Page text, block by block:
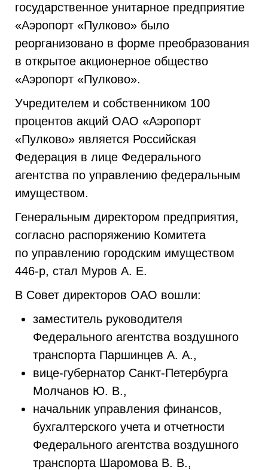
государственное унитарное предприятие
«Аэропорт «Пулково» было
реорганизовано в форме преобразования
в открытое акционерное общество
«Аэропорт «Пулково».
Учредителем и собственником 100
процентов акций ОАО «Аэропорт
«Пулково» является Российская
Федерация в лице Федерального
агентства по управлению федеральным
имуществом.
Генеральным директором предприятия,
согласно распоряжению Комитета
по управлению городским имуществом
446-р, стал Муров А. Е.
В Совет директоров ОАО вошли:
заместитель руководителя
Федерального агентства воздушного
транспорта Паршинцев А. А.,
вице-губернатор Санкт-Петербурга
Молчанов Ю. В.,
начальник управления финансов,
бухгалтерского учета и отчетности
Федерального агентства воздушного
транспорта Шаромова В. В.,